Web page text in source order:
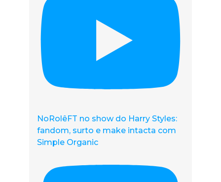
NoRolêFT no show do Harry Styles:
fandom, surto e make intacta com
Simple Organic